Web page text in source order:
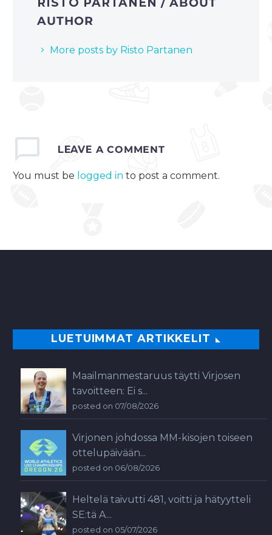
AUTHOR
More posts by Risto Partanen
LEAVE A COMMENT
You must be logged in to post a comment.
LUETUIMMAT ARTIKKELIT
Maailmanmestaruus täytti Virjosen
tavoitteen: Ei s...
posted on 07/08/2026
Virjonen johdossa MM-kisojen toiseen
ottelupäivään...
posted on 06/08/2026
Heltelä taivutti 481, voitti ja hätyytteli
SE:tä A...
posted on 05/07/2026